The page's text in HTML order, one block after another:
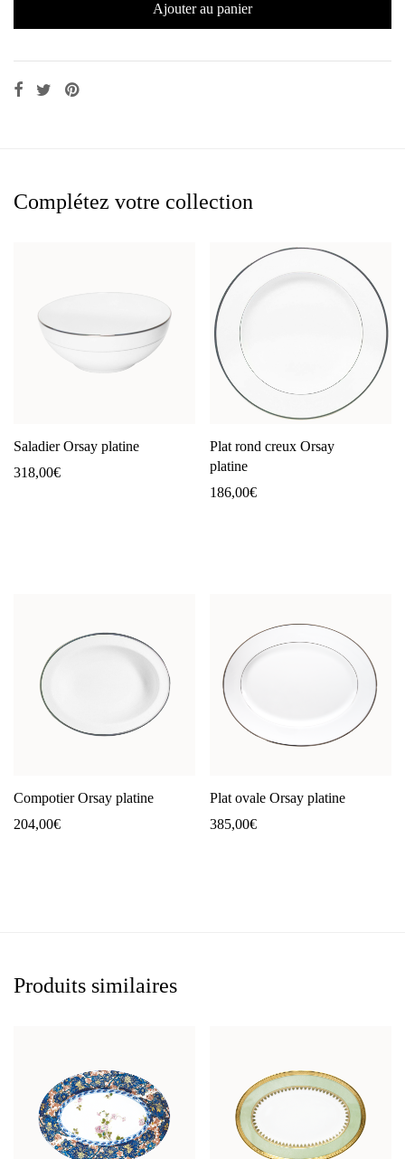
Ajouter au panier
Complétez votre collection
Saladier Orsay platine
318,00€
Plat rond creux Orsay
platine
186,00€
Compotier Orsay platine
204,00€
Plat ovale Orsay platine
385,00€
Produits similaires